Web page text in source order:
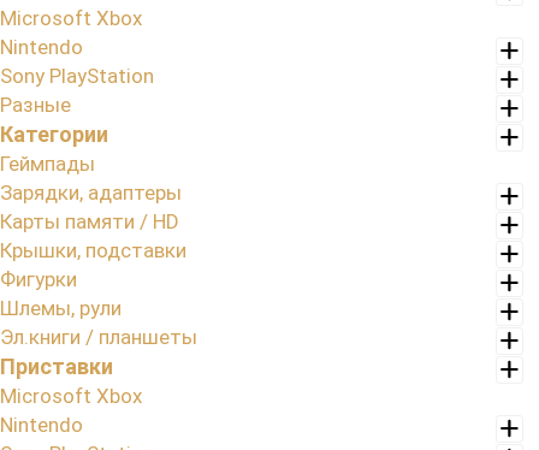
Microsoft Xbox
Nintendo
Sony PlayStation
Разные
Категории
Геймпады
Зарядки, адаптеры
Карты памяти / HD
Крышки, подставки
Фигурки
Шлемы, рули
Эл.книги / планшеты
Приставки
Microsoft Xbox
Nintendo